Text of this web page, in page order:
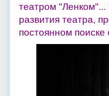
театром "Ленком"...
развития театра,
постоянном